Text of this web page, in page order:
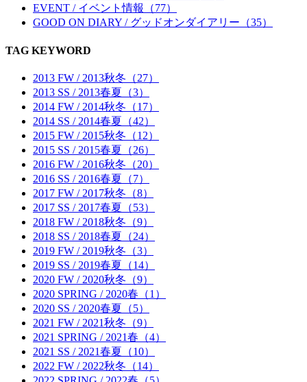
EVENT / イベント情報（77）
GOOD ON DIARY / グッドオンダイアリー（35）
TAG KEYWORD
2013 FW / 2013秋冬（27）
2013 SS / 2013春夏（3）
2014 FW / 2014秋冬（17）
2014 SS / 2014春夏（42）
2015 FW / 2015秋冬（12）
2015 SS / 2015春夏（26）
2016 FW / 2016秋冬（20）
2016 SS / 2016春夏（7）
2017 FW / 2017秋冬（8）
2017 SS / 2017春夏（53）
2018 FW / 2018秋冬（9）
2018 SS / 2018春夏（24）
2019 FW / 2019秋冬（3）
2019 SS / 2019春夏（14）
2020 FW / 2020秋冬（9）
2020 SPRING / 2020春（1）
2020 SS / 2020春夏（5）
2021 FW / 2021秋冬（9）
2021 SPRING / 2021春（4）
2021 SS / 2021春夏（10）
2022 FW / 2022秋冬（14）